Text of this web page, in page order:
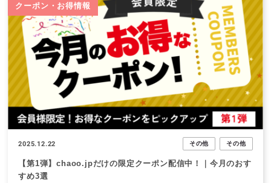
クーポン・お得情報
2025.12.22 その他 その他
【第1弾】chaoo.jpだけの限定クーポン配信中！｜今月のおす
すめ3選